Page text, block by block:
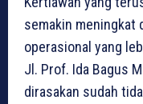
semakin meningkat
operasional yang
Jl. Prof. Ida Bagus
dirasakan sudah